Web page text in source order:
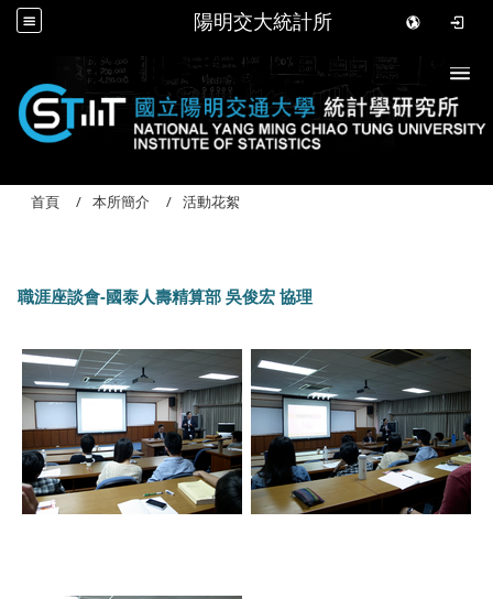
陽明交大統計所
首頁 本所簡介 活動花絮
職涯座談會-國泰人壽精算部 吳俊宏 協理